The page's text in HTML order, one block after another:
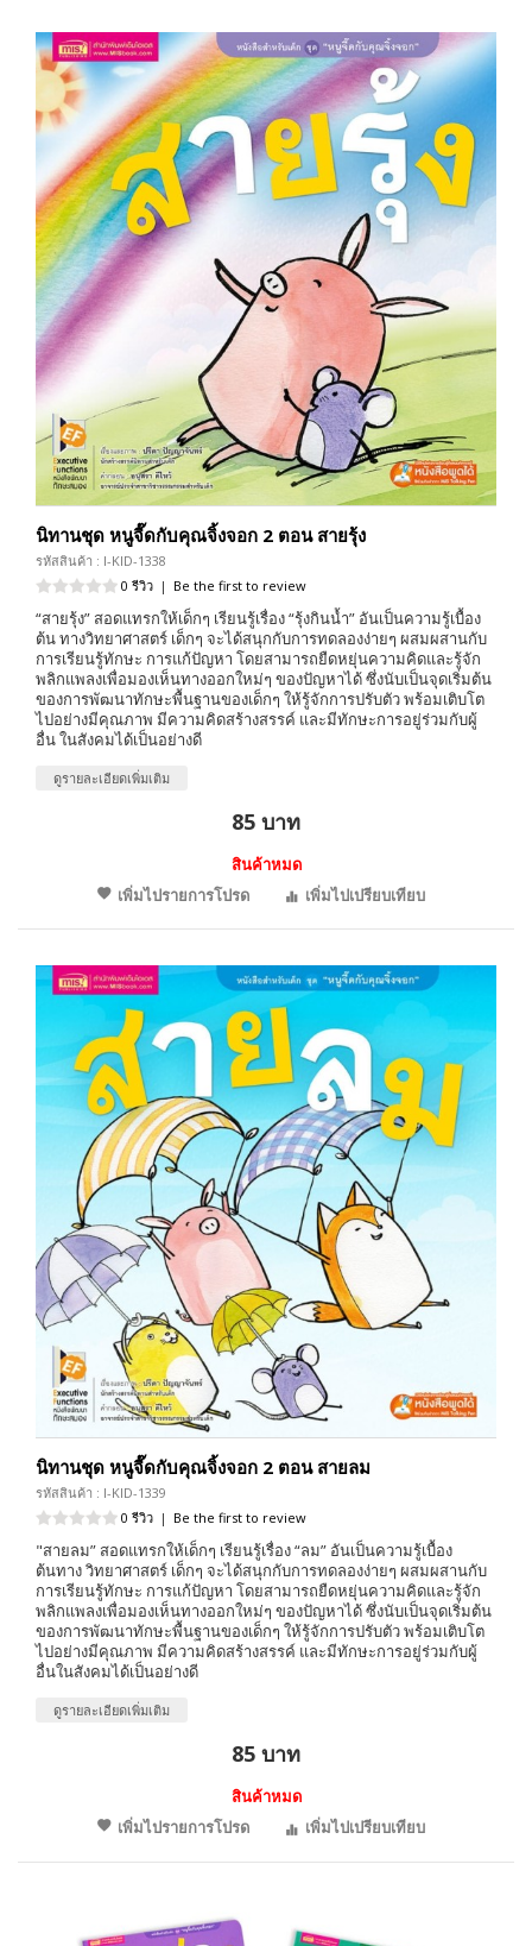
นิทานชุด หนูจี๊ดกับคุณจิ้งจอก 2 ตอน สายรุ้ง
รหัสสินค้า : I-KID-1338
0 รีวิว | Be the first to review
“สายรุ้ง” สอดแทรกให้เด็กๆ เรียนรู้เรื่อง “รุ้งกินน้ำ” อันเป็นความรู้เบื้อง
ต้น ทางวิทยาศาสตร์ เด็กๆ จะได้สนุกกับการทดลองง่ายๆ ผสมผสานกับ
การเรียนรู้ทักษะ การแก้ปัญหา โดยสามารถยืดหยุ่นความคิดและรู้จัก
พลิกแพลงเพื่อมองเห็นทางออกใหม่ๆ ของปัญหาได้ ซึ่งนับเป็นจุดเริ่มต้น
ของการพัฒนาทักษะพื้นฐานของเด็กๆ ให้รู้จักการปรับตัว พร้อมเติบโต
ไปอย่างมีคุณภาพ มีความคิดสร้างสรรค์ และมีทักษะการอยู่ร่วมกับผู้
อื่น ในสังคมได้เป็นอย่างดี
ดูรายละเอียดเพิ่มเติม
85 บาท
สินค้าหมด
เพิ่มไปรายการโปรด
เพิ่มไปเปรียบเทียบ
นิทานชุด หนูจี๊ดกับคุณจิ้งจอก 2 ตอน สายลม
รหัสสินค้า : I-KID-1339
0 รีวิว | Be the first to review
"สายลม” สอดแทรกให้เด็กๆ เรียนรู้เรื่อง “ลม” อันเป็นความรู้เบื้อง
ต้นทาง วิทยาศาสตร์ เด็กๆ จะได้สนุกกับการทดลองง่ายๆ ผสมผสานกับ
การเรียนรู้ทักษะ การแก้ปัญหา โดยสามารถยืดหยุ่นความคิดและรู้จัก
พลิกแพลงเพื่อมองเห็นทางออกใหม่ๆ ของปัญหาได้ ซึ่งนับเป็นจุดเริ่มต้น
ของการพัฒนาทักษะพื้นฐานของเด็กๆ ให้รู้จักการปรับตัว พร้อมเติบโต
ไปอย่างมีคุณภาพ มีความคิดสร้างสรรค์ และมีทักษะการอยู่ร่วมกับผู้
อื่นในสังคมได้เป็นอย่างดี
ดูรายละเอียดเพิ่มเติม
85 บาท
สินค้าหมด
เพิ่มไปรายการโปรด
เพิ่มไปเปรียบเทียบ